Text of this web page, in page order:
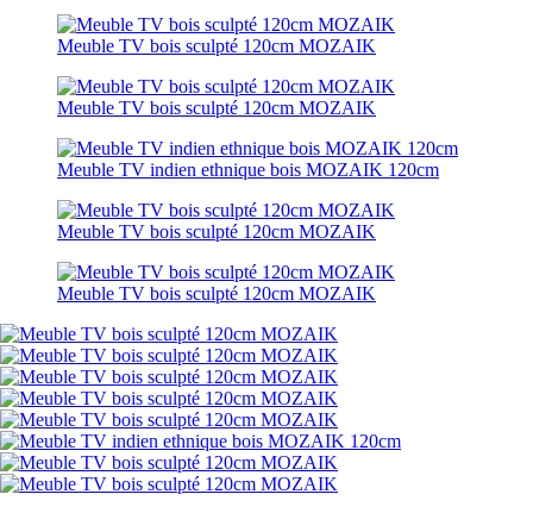
Meuble TV bois sculpté 120cm MOZAIK
Meuble TV bois sculpté 120cm MOZAIK
Meuble TV indien ethnique bois MOZAIK 120cm
Meuble TV bois sculpté 120cm MOZAIK
Meuble TV bois sculpté 120cm MOZAIK